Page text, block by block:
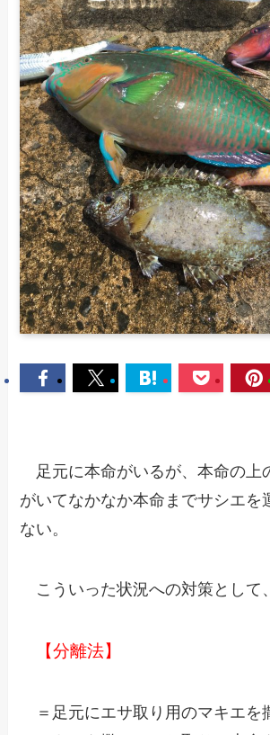
足元に本命がいるが、本命の上
がいてなかなか本命までサシエを
ない。
こういった状況への対策とし
【分離法】
＝足元にエサ取り用のマキエを